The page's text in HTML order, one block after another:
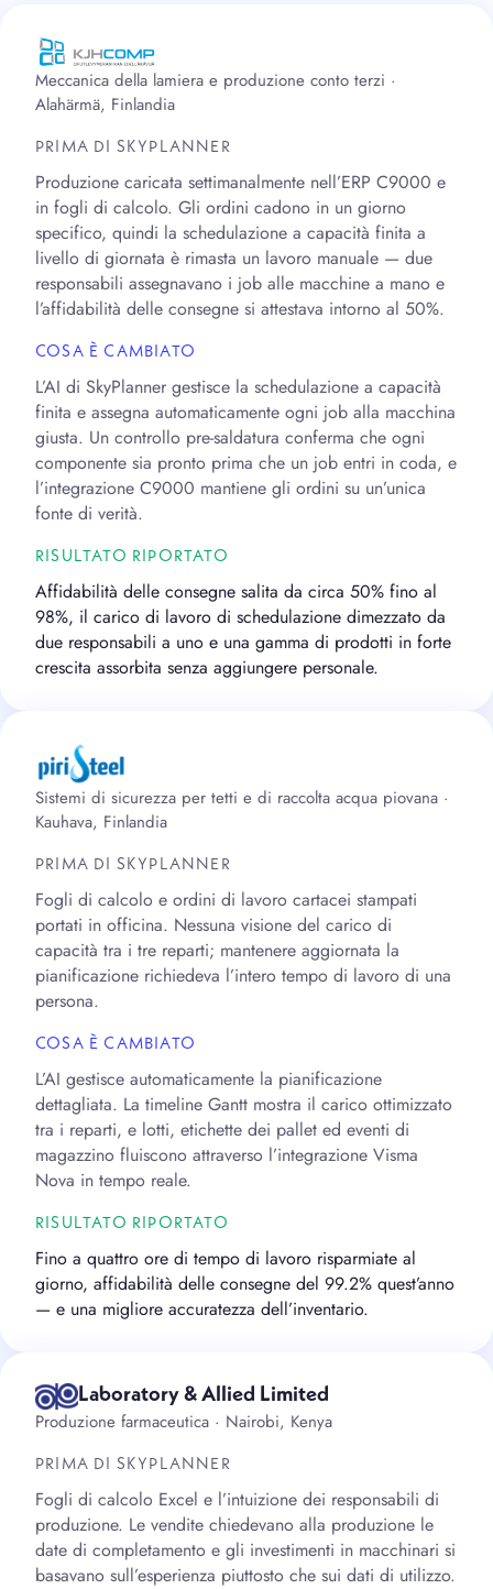
Meccanica della lamiera e produzione conto terzi ·
Alahärmä, Finlandia
PRIMA DI SKYPLANNER
Produzione caricata settimanalmente nell’ERP C9000 e
in fogli di calcolo. Gli ordini cadono in un giorno
specifico, quindi la schedulazione a capacità finita a
livello di giornata è rimasta un lavoro manuale — due
responsabili assegnavano i job alle macchine a mano e
l’affidabilità delle consegne si attestava intorno al 50%.
COSA È CAMBIATO
L’AI di SkyPlanner gestisce la schedulazione a capacità
finita e assegna automaticamente ogni job alla macchina
giusta. Un controllo pre-saldatura conferma che ogni
componente sia pronto prima che un job entri in coda, e
l’integrazione C9000 mantiene gli ordini su un’unica
fonte di verità.
RISULTATO RIPORTATO
Affidabilità delle consegne salita da circa 50% fino al
98%, il carico di lavoro di schedulazione dimezzato da
due responsabili a uno e una gamma di prodotti in forte
crescita assorbita senza aggiungere personale.
Sistemi di sicurezza per tetti e di raccolta acqua piovana ·
Kauhava, Finlandia
PRIMA DI SKYPLANNER
Fogli di calcolo e ordini di lavoro cartacei stampati
portati in officina. Nessuna visione del carico di
capacità tra i tre reparti; mantenere aggiornata la
pianificazione richiedeva l’intero tempo di lavoro di una
persona.
COSA È CAMBIATO
L’AI gestisce automaticamente la pianificazione
dettagliata. La timeline Gantt mostra il carico ottimizzato
tra i reparti, e lotti, etichette dei pallet ed eventi di
magazzino fluiscono attraverso l’integrazione Visma
Nova in tempo reale.
RISULTATO RIPORTATO
Fino a quattro ore di tempo di lavoro risparmiate al
giorno, affidabilità delle consegne del 99.2% quest’anno
— e una migliore accuratezza dell’inventario.
Laboratory & Allied Limited
Produzione farmaceutica · Nairobi, Kenya
PRIMA DI SKYPLANNER
Fogli di calcolo Excel e l’intuizione dei responsabili di
produzione. Le vendite chiedevano alla produzione le
date di completamento e gli investimenti in macchinari si
basavano sull’esperienza piuttosto che sui dati di utilizzo.